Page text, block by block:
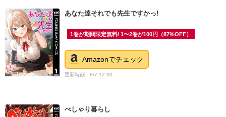
あなた達それでも先生ですかっ!
1巻が期間限定無料/ 1〜2巻が100円（87%OFF）
Amazonでチェック
更新時刻：8/7 12:00
べしゃり暮らし